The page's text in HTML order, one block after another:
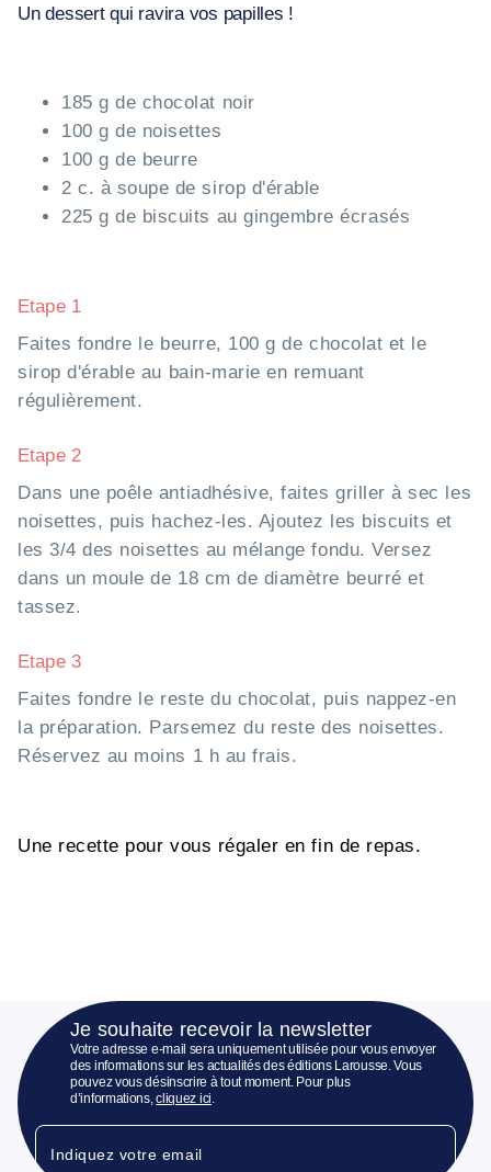
Un dessert qui ravira vos papilles !
185 g de chocolat noir
100 g de noisettes
100 g de beurre
2 c. à soupe de sirop d'érable
225 g de biscuits au gingembre écrasés
Etape 1
Faites fondre le beurre, 100 g de chocolat et le
sirop d'érable au bain-marie en remuant
régulièrement.
Etape 2
Dans une poêle antiadhésive, faites griller à sec les
noisettes, puis hachez-les. Ajoutez les biscuits et
les 3/4 des noisettes au mélange fondu. Versez
dans un moule de 18 cm de diamètre beurré et
tassez.
Etape 3
Faites fondre le reste du chocolat, puis nappez-en
la préparation. Parsemez du reste des noisettes.
Réservez au moins 1 h au frais.
Une recette pour vous régaler en fin de repas.
Je souhaite recevoir la newsletter
Votre adresse e-mail sera uniquement utilisée pour vous envoyer
des informations sur les actualités des éditions Larousse. Vous
pouvez vous désinscrire à tout moment. Pour plus
d’informations,cliquez ici
Indiquez votre email